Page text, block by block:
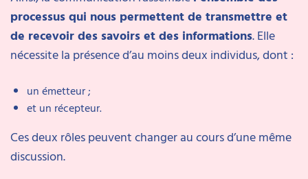
processus qui nous permettent de transmettre et
de recevoir des savoirs et des informations. Elle
nécessite la présence d’au moins deux individus, dont :
un émetteur ;
et un récepteur.
Ces deux rôles peuvent changer au cours d’une même
discussion.